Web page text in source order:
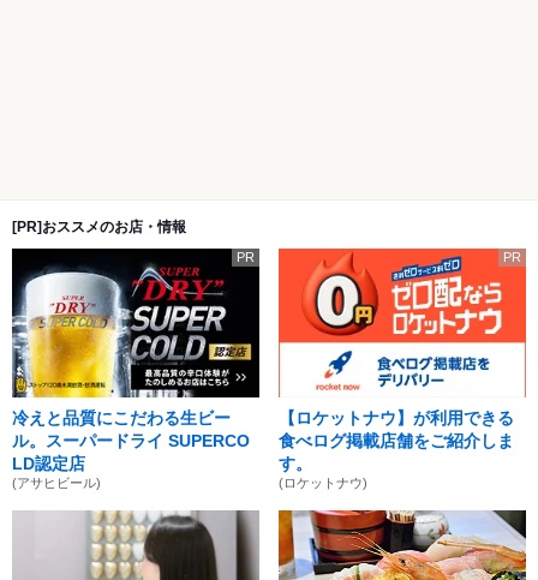
[PR]おススメのお店・情報
PR
冷えと品質にこだわる生ビー
ル。スーパードライ SUPERCO
LD認定店
(アサヒビール)
PR
【ロケットナウ】が利用できる
食べログ掲載店舗をご紹介しま
す。
(ロケットナウ)